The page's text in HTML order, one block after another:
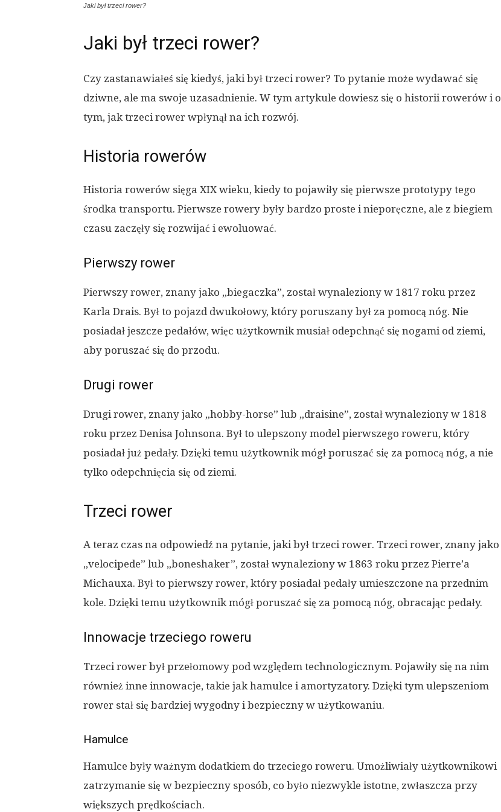
Jaki był trzeci rower?
Jaki był trzeci rower?
Czy zastanawiałeś się kiedyś, jaki był trzeci rower? To pytanie może wydawać się
dziwne, ale ma swoje uzasadnienie. W tym artykule dowiesz się o historii rowerów i o
tym, jak trzeci rower wpłynął na ich rozwój.
Historia rowerów
Historia rowerów sięga XIX wieku, kiedy to pojawiły się pierwsze prototypy tego
środka transportu. Pierwsze rowery były bardzo proste i nieporęczne, ale z biegiem
czasu zaczęły się rozwijać i ewoluować.
Pierwszy rower
Pierwszy rower, znany jako „biegaczka”, został wynaleziony w 1817 roku przez
Karla Drais. Był to pojazd dwukołowy, który poruszany był za pomocą nóg. Nie
posiadał jeszcze pedałów, więc użytkownik musiał odepchnąć się nogami od ziemi,
aby poruszać się do przodu.
Drugi rower
Drugi rower, znany jako „hobby-horse” lub „draisine”, został wynaleziony w 1818
roku przez Denisa Johnsona. Był to ulepszony model pierwszego roweru, który
posiadał już pedały. Dzięki temu użytkownik mógł poruszać się za pomocą nóg, a nie
tylko odepchnięcia się od ziemi.
Trzeci rower
A teraz czas na odpowiedź na pytanie, jaki był trzeci rower. Trzeci rower, znany jako
„velocipede” lub „boneshaker”, został wynaleziony w 1863 roku przez Pierre’a
Michauxa. Był to pierwszy rower, który posiadał pedały umieszczone na przednim
kole. Dzięki temu użytkownik mógł poruszać się za pomocą nóg, obracając pedały.
Innowacje trzeciego roweru
Trzeci rower był przełomowy pod względem technologicznym. Pojawiły się na nim
również inne innowacje, takie jak hamulce i amortyzatory. Dzięki tym ulepszeniom
rower stał się bardziej wygodny i bezpieczny w użytkowaniu.
Hamulce
Hamulce były ważnym dodatkiem do trzeciego roweru. Umożliwiały użytkownikowi
zatrzymanie się w bezpieczny sposób, co było niezwykle istotne, zwłaszcza przy
większych prędkościach.